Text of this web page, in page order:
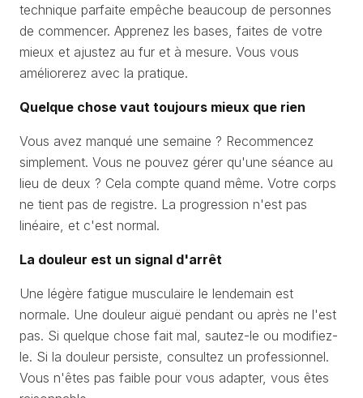
technique parfaite empêche beaucoup de personnes
de commencer. Apprenez les bases, faites de votre
mieux et ajustez au fur et à mesure. Vous vous
améliorerez avec la pratique.
Quelque chose vaut toujours mieux que rien
Vous avez manqué une semaine ? Recommencez
simplement. Vous ne pouvez gérer qu'une séance au
lieu de deux ? Cela compte quand même. Votre corps
ne tient pas de registre. La progression n'est pas
linéaire, et c'est normal.
La douleur est un signal d'arrêt
Une légère fatigue musculaire le lendemain est
normale. Une douleur aiguë pendant ou après ne l'est
pas. Si quelque chose fait mal, sautez-le ou modifiez-
le. Si la douleur persiste, consultez un professionnel.
Vous n'êtes pas faible pour vous adapter, vous êtes